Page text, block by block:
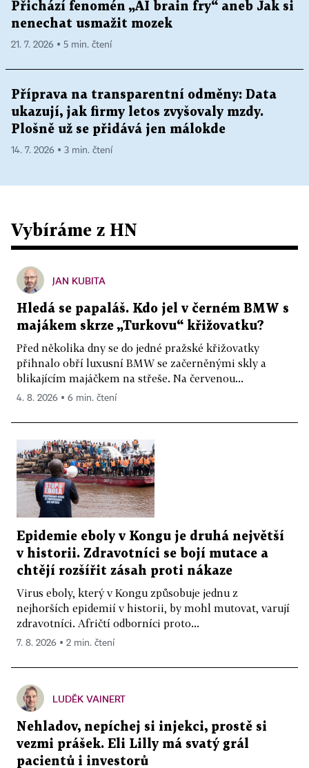
Přichází fenomén „AI brain fry“ aneb Jak si
nenechat usmažit mozek
21. 7. 2026 ▪ 5 min. čtení
Příprava na transparentní odměny: Data
ukazují, jak firmy letos zvyšovaly mzdy.
Plošně už se přidává jen málokde
14. 7. 2026 ▪ 3 min. čtení
Vybíráme z HN
JAN KUBITA
Hledá se papaláš. Kdo jel v černém BMW s
majákem skrze „Turkovu“ křižovatku?
Před několika dny se do jedné pražské křižovatky
přihnalo obří luxusní BMW se začerněnými skly a
blikajícím majáčkem na střeše. Na červenou...
4. 8. 2026 ▪ 6 min. čtení
Epidemie eboly v Kongu je druhá největší
v historii. Zdravotníci se bojí mutace a
chtějí rozšířit zásah proti nákaze
Virus eboly, který v Kongu způsobuje jednu z
nejhorších epidemií v historii, by mohl mutovat, varují
zdravotníci. Afričtí odborníci proto...
7. 8. 2026 ▪ 2 min. čtení
LUDĚK VAINERT
Nehladov, nepíchej si injekci, prostě si
vezmi prášek. Eli Lilly má svatý grál
pacientů i investorů